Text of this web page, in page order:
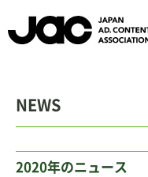
NEWS
2020年のニュース